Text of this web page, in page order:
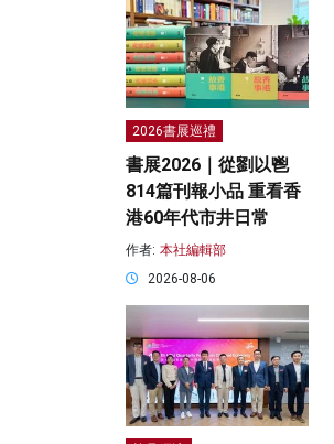
2026書展巡禮
書展2026｜從劉以鬯
814篇刊報小品 重看香
港60年代市井日常
作者: 本社編輯部
2026-08-06